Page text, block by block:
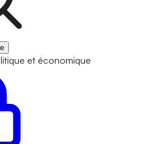
et économique